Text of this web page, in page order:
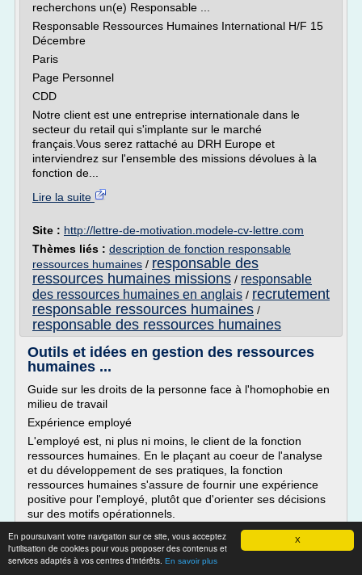
X
En poursuivant votre navigation sur ce site, vous acceptez
l'utilisation de cookies pour vous proposer des contenus et
services adaptés à vos centres d'intérêts. En savoir plus
recherchons un(e) Responsable ...
Responsable Ressources Humaines International H/F 15
Décembre
Paris
Page Personnel
CDD
Notre client est une entreprise internationale dans le
secteur du retail qui s'implante sur le marché
français.Vous serez rattaché au DRH Europe et
interviendrez sur l'ensemble des missions dévolues à la
fonction de...
Lire la suite
Site : http://lettre-de-motivation.modele-cv-lettre.com
Thèmes liés : description de fonction responsable
ressources humaines / responsable des
ressources humaines missions / responsable
des ressources humaines en anglais / recrutement
responsable ressources humaines /
responsable des ressources humaines
Outils et idées en gestion des ressources
humaines ...
Guide sur les droits de la personne face à l'homophobie en
milieu de travail
Expérience employé
L'employé est, ni plus ni moins, le client de la fonction
ressources humaines. En le plaçant au coeur de l'analyse
et du développement de ses pratiques, la fonction
ressources humaines s'assure de fournir une expérience
positive pour l'employé, plutôt que d'orienter ses décisions
sur des motifs opérationnels.
En effet, les approches récentes en matière de GRH
démontrent que les entreprises qui regardent leurs
pratiques ressources humaines en fonction de l'expérience